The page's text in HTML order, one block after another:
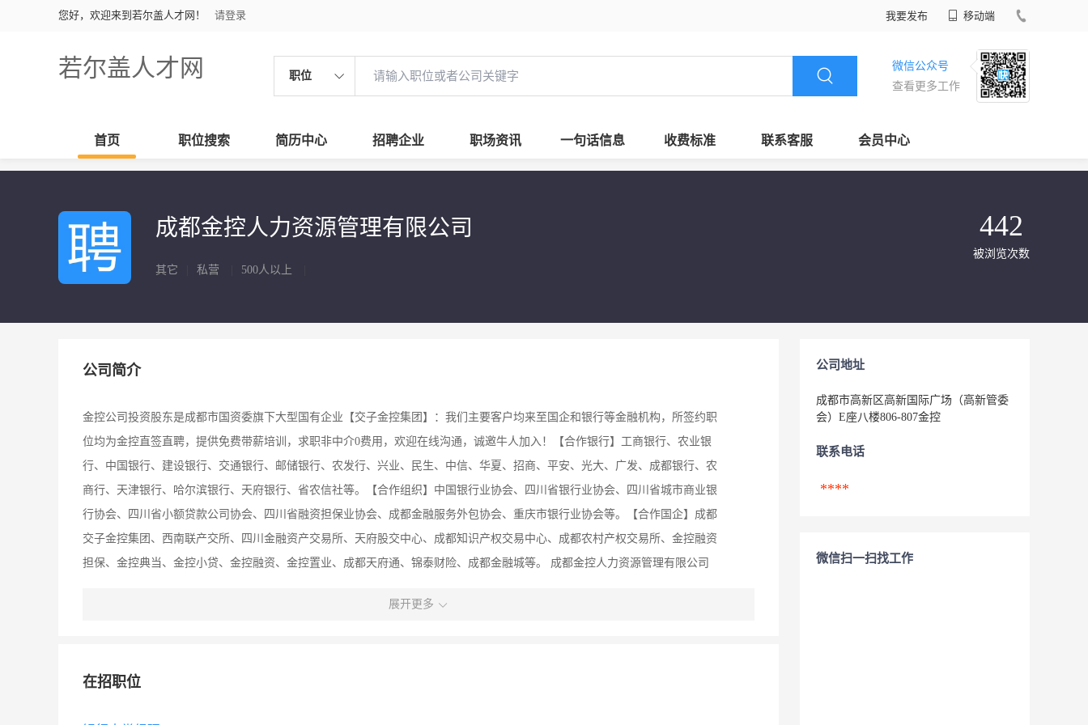
您好，欢迎来到若尔盖人才网！ 请登录 我要发布 移动端
若尔盖人才网 职位
微信公众号
查看更多工作
首页 职位搜索 简历中心 招聘企业 职场资讯 一句话信息 收费标准 联系客服 会员中心
成都金控人力资源管理有限公司
其它 私营 500人以上
442
被浏览次数
公司简介
金控公司投资股东是成都市国资委旗下大型国有企业【交子金控集团】：我们主要客户均来至国企和银行等金融机构，所签约职
位均为金控直签直聘，提供免费带薪培训，求职非中介0费用，欢迎在线沟通，诚邀牛人加入！【合作银行】工商银行、农业银
行、中国银行、建设银行、交通银行、邮储银行、农发行、兴业、民生、中信、华夏、招商、平安、光大、广发、成都银行、农
商行、天津银行、哈尔滨银行、天府银行、省农信社等。【合作组织】中国银行业协会、四川省银行业协会、四川省城市商业银
行协会、四川省小额贷款公司协会、四川省融资担保业协会、成都金融服务外包协会、重庆市银行业协会等。【合作国企】成都
交子金控集团、西南联产交所、四川金融资产交易所、天府股交中心、成都知识产权交易中心、成都农村产权交易所、金控融资
担保、金控典当、金控小贷、金控融资、金控置业、成都天府通、锦泰财险、成都金融城等。 成都金控人力资源管理有限公司
育投资管理有限公司和四川长江职业学院共同设立的一家专业性的创新型金融服务公司，专注于打造西部金融人才服务高地。 金
研、香港金融考察、金融行业服务优化整体提升、行业动态分析等国际领先的业务。 公司拥有人力资源服务许可证、劳务派遣经
展开更多
在招职位
公司地址
成都市高新区高新国际广场（高新管委
会）E座八楼806-807金控
联系电话
****
微信扫一扫找工作